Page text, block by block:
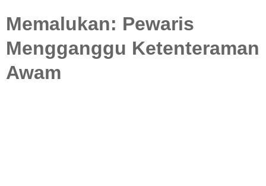
Memalukan: Pewaris
Mengganggu Ketenteraman
Awam